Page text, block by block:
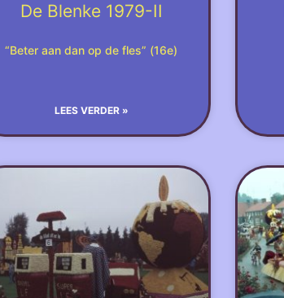
De Blenke 1979-II
“Beter aan dan op de fles” (16e)
LEES VERDER »